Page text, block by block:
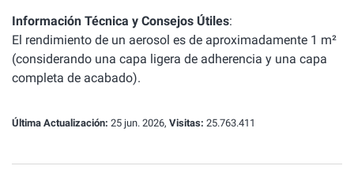
Información Técnica y Consejos Útiles:
El rendimiento de un aerosol es de aproximadamente 1 m²
(considerando una capa ligera de adherencia y una capa
completa de acabado).
Última Actualización: 25 jun. 2026, Visitas: 25.763.411